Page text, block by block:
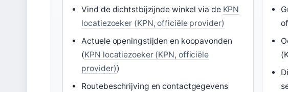
Vind de dichtstbijzijnde winkel via de KPN
locatiezoeker (KPN, officiële provider)
Actuele openingstijden en koopavonden
(KPN locatiezoeker (KPN, officiële
provider))
Routebeschrijving en contactgegevens